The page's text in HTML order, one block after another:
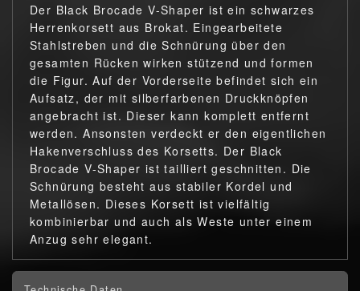
Der Black Brocade V-Shaper ist ein schwarzes
Herrenkorsett aus Brokat. Eingearbeitete
Stahlstreben und die Schnürung über den
gesamten Rücken wirken stützend und formen
die Figur. Auf der Vorderseite befindet sich ein
Aufsatz, der mit silberfarbenen Druckknöpfen
angebracht ist. Dieser kann komplett entfernt
werden. Ansonsten verdeckt er den eigentlichen
Hakenverschluss des Korsetts. Der Black
Brocade V-Shaper ist tailliert geschnitten. Die
Schnürung besteht aus stabiler Kordel und
Metallösen. Dieses Korsett ist vielfältig
kombinierbar und auch als Weste unter einem
Anzug sehr elegant.